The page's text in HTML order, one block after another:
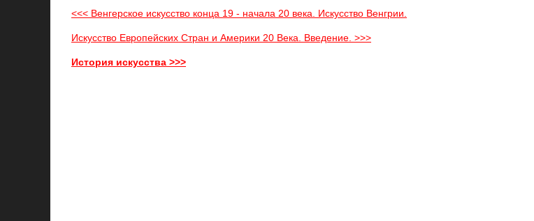
<<< Венгерское искусство конца 19 - начала 20 века. Искусство Венгрии.
Искусство Европейских Стран и Америки 20 Века. Введение. >>>
История искусства >>>